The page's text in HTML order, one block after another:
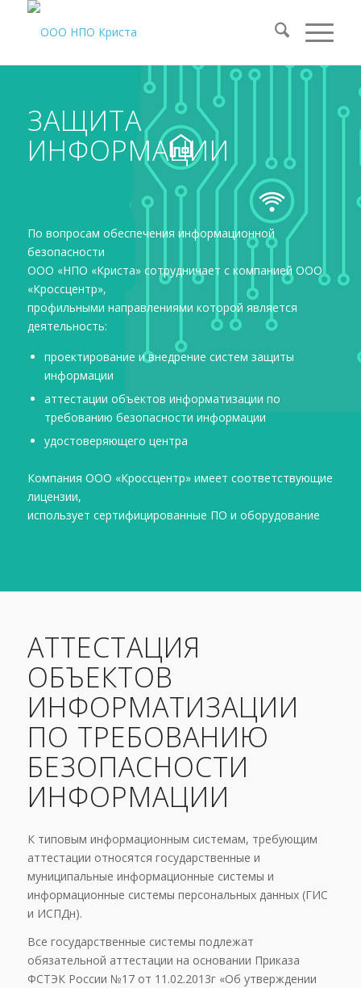
ЗАЩИТА
ИНФОРМАЦИИ
По вопросам обеспечения информационной
безопасности
ООО «НПО «Криста» сотрудничает с компанией ООО
«Кроссцентр»,
профильными направлениями которой является
деятельность:
проектирование и внедрение систем защиты
информации
аттестации объектов информатизации по
требованию безопасности информации
удостоверяющего центра
Компания ООО «Кроссцентр» имеет соответствующие
лицензии,
использует сертифицированные ПО и оборудование
АТТЕСТАЦИЯ
ОБЪЕКТОВ
ИНФОРМАТИЗАЦИИ
ПО ТРЕБОВАНИЮ
БЕЗОПАСНОСТИ
ИНФОРМАЦИИ
К типовым информационным системам, требующим
аттестации относятся государственные и
муниципальные информационные системы и
информационные системы персональных данных (ГИС
и ИСПДн).
Все государственные системы подлежат
обязательной аттестации на основании Приказа
ФСТЭК России №17 от 11.02.2013г «Об утверждении